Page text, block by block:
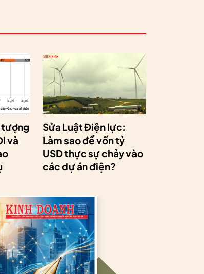
tượng
và
Sửa Luật Điện lực:
Làm sao để vốn tỷ
USD thực sự chảy vào
các dự án điện?